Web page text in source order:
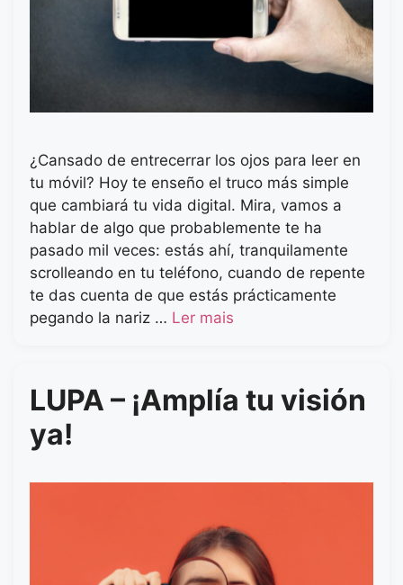
¿Cansado de entrecerrar los ojos para leer en
tu móvil? Hoy te enseño el truco más simple
que cambiará tu vida digital. Mira, vamos a
hablar de algo que probablemente te ha
pasado mil veces: estás ahí, tranquilamente
scrolleando en tu teléfono, cuando de repente
te das cuenta de que estás prácticamente
pegando la nariz … Ler mais
LUPA – ¡Amplía tu visión
ya!